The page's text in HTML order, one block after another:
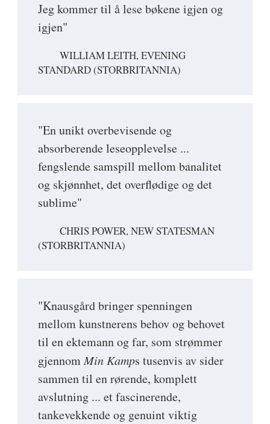
Jeg kommer til å lese bøkene igjen og
igjen"
WILLIAM LEITH, EVENING
STANDARD (STORBRITANNIA)
"En unikt overbevisende og
absorberende leseopplevelse ...
fengslende samspill mellom banalitet
og skjønnhet, det overflødige og det
sublime"
CHRIS POWER, NEW STATESMAN
(STORBRITANNIA)
"Knausgård bringer spenningen
mellom kunstnerens behov og behovet
til en ektemann og far, som strømmer
gjennomMin Kamps tusenvis av sider
sammen til en rørende, komplett
avslutning ... et fascinerende,
tankevekkende og genuint viktig